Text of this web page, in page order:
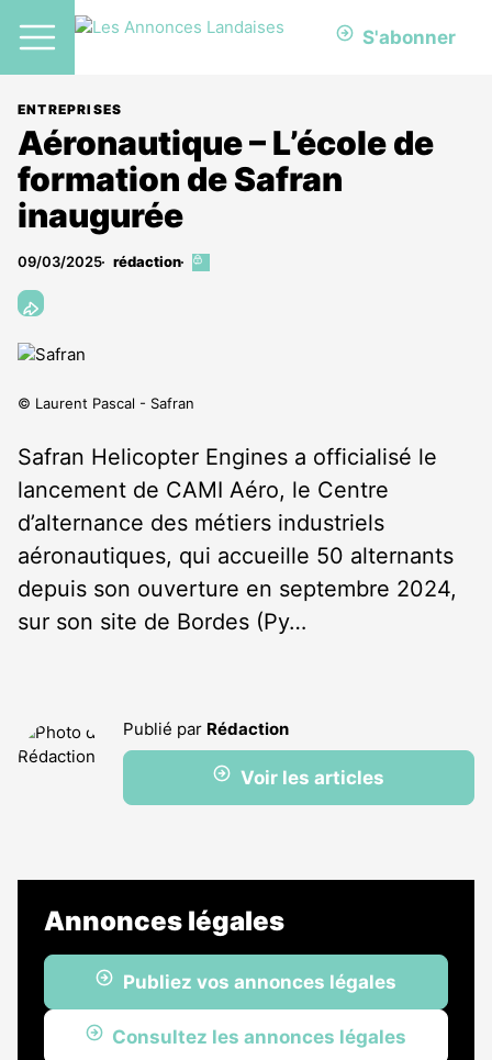
S'abonner
ENTREPRISES
Aéronautique – L’école de
formation de Safran
inaugurée
09/03/2025 rédaction
Cet
© Laurent Pascal - Safran
Safran Helicopter Engines a officialisé le
lancement de CAMI Aéro, le Centre
d’alternance des métiers industriels
aéronautiques, qui accueille 50 alternants
depuis son ouverture en septembre 2024,
sur son site de Bordes (Py…
Publié par Rédaction
Voir les articles
Annonces légales
Publiez vos annonces légales
Consultez les annonces légales